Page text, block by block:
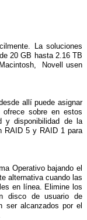
La soluciones
20 GB hasta 2.16 TB
Novell usen
allí puede asignar
ofrece sobre en estos
y disponibilidad de la
RAID 5 y RAID 1 para
Operativo bajando el
alternativa cuando las
en línea. Elimine los
disco de usuario de
ser alcanzados por el